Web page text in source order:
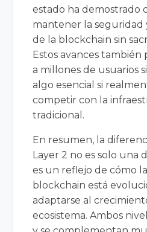
estado ha demostrado
mantener la seguridad
de la blockchain sin
Estos avances
a millones de usuarios
algo esencial si
competir con la
tradicional.
En resumen, la
Layer 2 no es solo una
es un reflejo de cómo
blockchain está
adaptarse al
ecosistema. Ambos